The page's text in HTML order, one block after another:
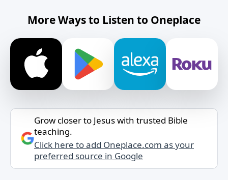
More Ways to Listen to Oneplace
Grow closer to Jesus with trusted Bible
teaching.
Click here to add Oneplace.com as your
preferred source in Google